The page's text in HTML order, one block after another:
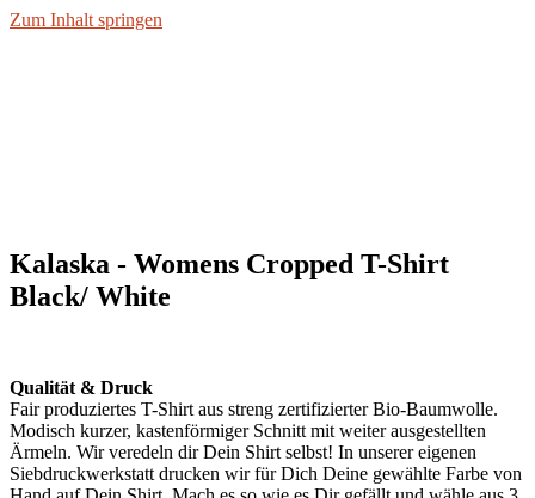
Zum Inhalt springen
Kalaska - Womens Cropped T-Shirt
Black/ White
Qualität & Druck
Fair produziertes T-Shirt aus streng zertifizierter Bio-Baumwolle.
Modisch kurzer, kastenförmiger Schnitt mit weiter ausgestellten
Ärmeln. Wir veredeln dir Dein Shirt selbst! In unserer eigenen
Siebdruckwerkstatt drucken wir für Dich Deine gewählte Farbe von